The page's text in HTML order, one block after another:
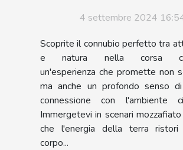
4 settembre 2024
Scoprite il connubio perfetto tra
e natura nella corsa
un'esperienza che promette non
ma anche un profondo senso
connessione con l'ambiente
Immergetevi in scenari
che l'energia della terra
corpo...